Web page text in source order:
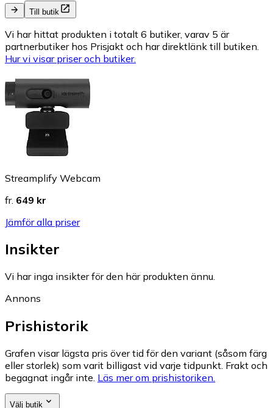
Till butik
Vi har hittat produkten i totalt 6 butiker, varav 5 är
partnerbutiker hos Prisjakt och har direktlänk till butiken.
Hur vi visar priser och butiker.
Streamplify Webcam
fr. 649 kr
Jämför alla priser
Insikter
Vi har inga insikter för den här produkten ännu.
Annons
Prishistorik
Grafen visar lägsta pris över tid för den variant (såsom färg
eller storlek) som varit billigast vid varje tidpunkt. Frakt och
begagnat ingår inte. Läs mer om prishistoriken.
Välj butik